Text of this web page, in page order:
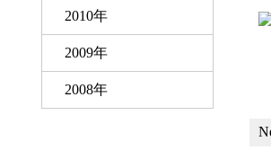
2010年
2009年
2008年